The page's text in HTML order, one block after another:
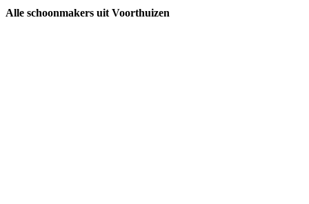
Alle schoonmakers uit Voorthuizen